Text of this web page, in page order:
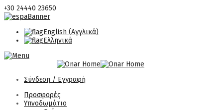
+30 24440 23650
English (Αγγλικά)
Ελληνικά
Σύνδεση / Εγγραφή
Προσφορές
Υπνοδωμάτιο